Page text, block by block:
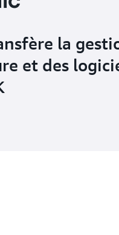
la
et des